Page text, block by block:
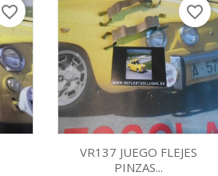
favorite_border
VR137 JUEGO FLEJES
PINZAS...
favorite_border